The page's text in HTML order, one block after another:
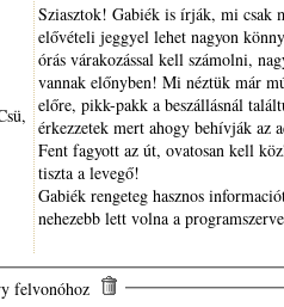
Sziasztok! Gabiék is írják, mi csak
elővételi jeggyel lehet nagyon
órás várakozással kell számolni,
vannak előnyben! Mi néztük már
előre, pikk-pakk a beszállásnál
érkezzetek mert ahogy behívják az
Fent fagyott az út, ovatosan kell
tiszta a levegő!
Gabiék rengeteg hasznos
nehezebb lett volna a
felvonóhoz